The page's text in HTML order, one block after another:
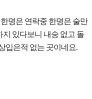
명은 연락중 한명은 술만
지 있다보니 내숭 없고 돌
입은적 없는 곳이네요.